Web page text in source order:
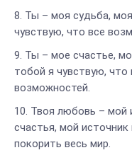
Ты – моя судьба,
чувствую, что все
Ты – мое счастье,
тобой я чувствую, что
возможностей.
Твоя любовь – мой
счастья, мой
покорить весь мир.